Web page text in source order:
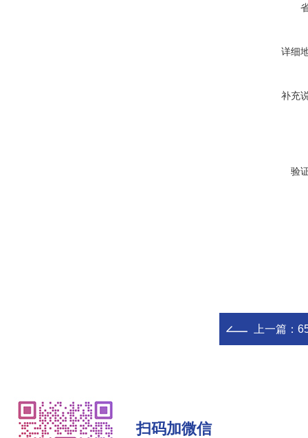
详细
补充
验
上一篇：
扫码加微信